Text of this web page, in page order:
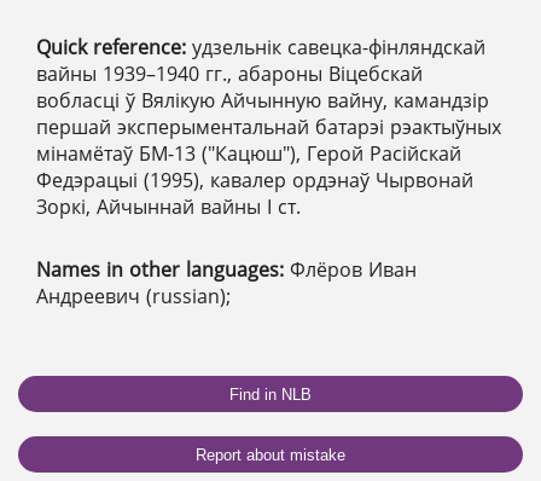
Quick reference: удзельнік савецка-фінляндскай
вайны 1939–1940 гг., абароны Віцебскай
вобласці ў Вялікую Айчынную вайну, камандзір
першай эксперыментальнай батарэі рэактыўных
мінамётаў БМ-13 ("Кацюш"), Герой Расійскай
Федэрацыі (1995), кавалер ордэнаў Чырвонай
Зоркі, Айчыннай вайны І ст.
Names in other languages: Флёров Иван
Андреевич (russian);
Find in NLB
Report about mistake